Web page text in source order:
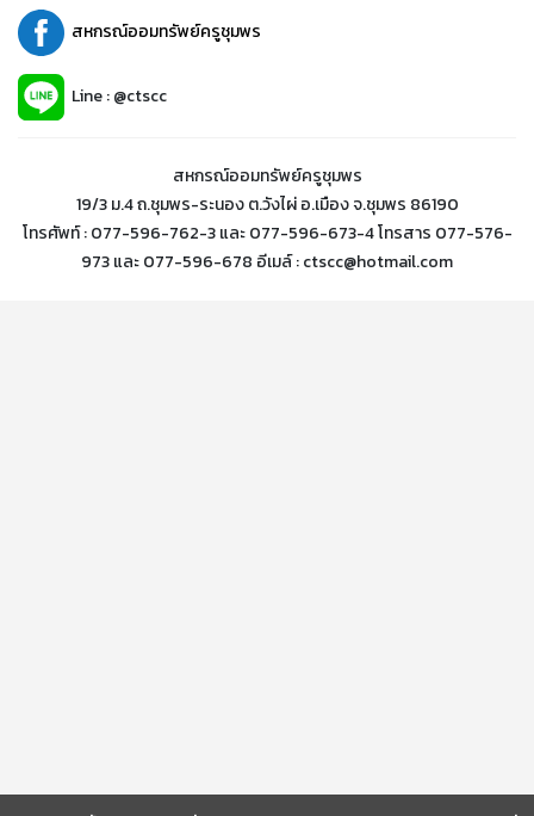
สหกรณ์ออมทรัพย์ครูชุมพร
Line : @ctscc
สหกรณ์ออมทรัพย์ครูชุมพร
19/3 ม.4 ถ.ชุมพร-ระนอง ต.วังไผ่ อ.เมือง จ.ชุมพร 86190
โทรศัพท์ : 077-596-762-3 และ 077-596-673-4 โทรสาร 077-576-
973 และ 077-596-678 อีเมล์ : ctscc@hotmail.com